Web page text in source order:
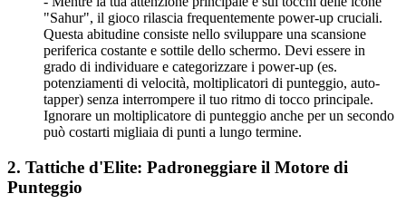
"Sahur", il gioco rilascia frequentemente power-up cruciali.
Questa abitudine consiste nello sviluppare una scansione
periferica costante e sottile dello schermo. Devi essere in
grado di individuare e categorizzare i power-up (es.
potenziamenti di velocità, moltiplicatori di punteggio, auto-
tapper) senza interrompere il tuo ritmo di tocco principale.
Ignorare un moltiplicatore di punteggio anche per un secondo
può costarti migliaia di punti a lungo termine.
2. Tattiche d'Elite: Padroneggiare il Motore di
Punteggio